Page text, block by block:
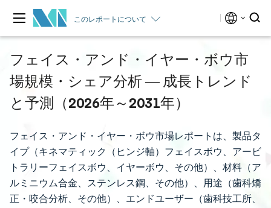
このレポートについて
フェイス・アンド・イヤー・ボウ市
場規模・シェア分析 ― 成長トレンド
と予測（2026年～2031年）
フェイス・アンド・イヤー・ボウ市場レポートは、製品タ
イプ（キネマティック（ヒンジ軸）フェイスボウ、アービ
トラリーフェイスボウ、イヤーボウ、その他）、材料（ア
ルミニウム合金、ステンレス鋼、その他）、用途（歯科矯
正・咬合分析、その他）、エンドユーザー（歯科技工所、